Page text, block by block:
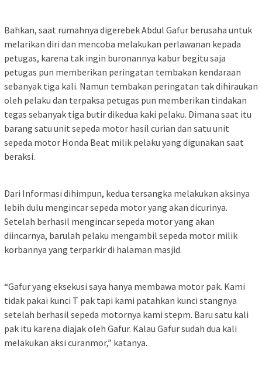
Bahkan, saat rumahnya digerebek Abdul Gafur berusaha untuk
melarikan diri dan mencoba melakukan perlawanan kepada
petugas, karena tak ingin buronannya kabur begitu saja
petugas pun memberikan peringatan tembakan kendaraan
sebanyak tiga kali. Namun tembakan peringatan tak dihiraukan
oleh pelaku dan terpaksa petugas pun memberikan tindakan
tegas sebanyak tiga butir dikedua kaki pelaku. Dimana saat itu
barang satu unit sepeda motor hasil curian dan satu unit
sepeda motor Honda Beat milik pelaku yang digunakan saat
beraksi.
Dari Informasi dihimpun, kedua tersangka melakukan aksinya
lebih dulu mengincar sepeda motor yang akan dicurinya.
Setelah berhasil mengincar sepeda motor yang akan
diincarnya, barulah pelaku mengambil sepeda motor milik
korbannya yang terparkir di halaman masjid.
“Gafur yang eksekusi saya hanya membawa motor pak. Kami
tidak pakai kunci T pak tapi kami patahkan kunci stangnya
setelah berhasil sepeda motornya kami stepm. Baru satu kali
pak itu karena diajak oleh Gafur. Kalau Gafur sudah dua kali
melakukan aksi curanmor,” katanya.